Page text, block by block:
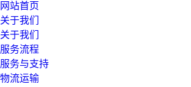
网站首页
关于我们
关于我们
服务流程
服务与支持
物流运输